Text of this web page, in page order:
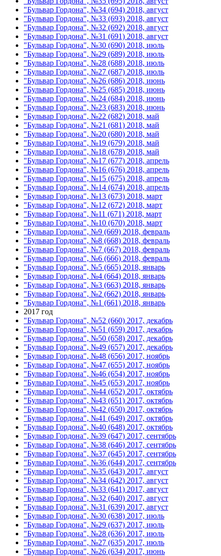
"Бульвар Гордона", №34 (694) 2018, август
"Бульвар Гордона", №33 (693) 2018, август
"Бульвар Гордона", №32 (692) 2018, август
"Бульвар Гордона", №31 (691) 2018, август
"Бульвар Гордона", №30 (690) 2018, июль
"Бульвар Гордона", №29 (689) 2018, июль
"Бульвар Гордона", №28 (688) 2018, июль
"Бульвар Гордона", №27 (687) 2018, июль
"Бульвар Гордона", №26 (686) 2018, июнь
"Бульвар Гордона", №25 (685) 2018, июнь
"Бульвар Гордона", №24 (684) 2018, июнь
"Бульвар Гордона", №23 (683) 2018, июнь
"Бульвар Гордона", №22 (682) 2018, май
"Бульвар Гордона", №21 (681) 2018, май
"Бульвар Гордона", №20 (680) 2018, май
"Бульвар Гордона", №19 (679) 2018, май
"Бульвар Гордона", №18 (678) 2018, май
"Бульвар Гордона", №17 (677) 2018, апрель
"Бульвар Гордона", №16 (676) 2018, апрель
"Бульвар Гордона", №15 (675) 2018, апрель
"Бульвар Гордона", №14 (674) 2018, апрель
"Бульвар Гордона", №13 (673) 2018, март
"Бульвар Гордона", №12 (672) 2018, март
"Бульвар Гордона", №11 (671) 2018, март
"Бульвар Гордона", №10 (670) 2018, март
"Бульвар Гордона", №9 (669) 2018, февраль
"Бульвар Гордона", №8 (668) 2018, февраль
"Бульвар Гордона", №7 (667) 2018, февраль
"Бульвар Гордона", №6 (666) 2018, февраль
"Бульвар Гордона", №5 (665) 2018, январь
"Бульвар Гордона", №4 (664) 2018, январь
"Бульвар Гордона", №3 (663) 2018, январь
"Бульвар Гордона", №2 (662) 2018, январь
"Бульвар Гордона", №1 (661) 2018, январь
2017 год
"Бульвар Гордона", №52 (660) 2017, декабрь
"Бульвар Гордона", №51 (659) 2017, декабрь
"Бульвар Гордона", №50 (658) 2017, декабрь
"Бульвар Гордона", №49 (657) 2017, декабрь
"Бульвар Гордона", №48 (656) 2017, ноябрь
"Бульвар Гордона", №47 (655) 2017, ноябрь
"Бульвар Гордона", №46 (654) 2017, ноябрь
"Бульвар Гордона", №45 (653) 2017, ноябрь
"Бульвар Гордона", №44 (652) 2017, октябрь
"Бульвар Гордона", №43 (651) 2017, октябрь
"Бульвар Гордона", №42 (650) 2017, октябрь
"Бульвар Гордона", №41 (649) 2017, октябрь
"Бульвар Гордона", №40 (648) 2017, октябрь
"Бульвар Гордона", №39 (647) 2017, сентябрь
"Бульвар Гордона", №38 (646) 2017, сентябрь
"Бульвар Гордона", №37 (645) 2017, сентябрь
"Бульвар Гордона", №36 (644) 2017, сентябрь
"Бульвар Гордона", №35 (643) 2017, август
"Бульвар Гордона", №34 (642) 2017, август
"Бульвар Гордона", №33 (641) 2017, август
"Бульвар Гордона", №32 (640) 2017, август
"Бульвар Гордона", №31 (639) 2017, август
"Бульвар Гордона", №30 (638) 2017, июль
"Бульвар Гордона", №29 (637) 2017, июль
"Бульвар Гордона", №28 (636) 2017, июль
"Бульвар Гордона", №27 (635) 2017, июль
"Бульвар Гордона", №26 (634) 2017, июнь